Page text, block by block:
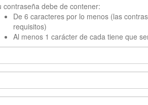
contraseña debe de contener:
De 6 caracteres por lo menos (las
requisitos)
Al menos 1 carácter de cada tiene que